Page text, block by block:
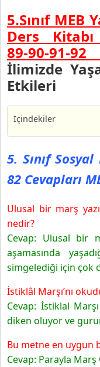
5.Sınıf MEB
Ders Kitabı
89-90-91-
İlimizde
Etkileri
İçindekiler
5. Sınıf Sosyal
MEB Yayınları
5. Sınıf Sosyal
MEB Yayınları
MEB Yayınları
5. Sınıf Sosyal
MEB Yayınları
5. Sınıf Sosyal
MEB Yayınları
5. Sınıf Sosyal
MEB Yayınları
5. Sınıf Sosyal
MEB Yayınları
MEB Yayınları
5. Sınıf Sosyal
5. Sınıf
82 Cevapları
Ulusal bir marş
nedir?
Cevap: Ulusal bir
aşamasında
simgelediği için çok
İstiklâl Marşı’nı
Cevap: İstiklal
diken oluyor ve
Bu metne en uygun
Cevap: Parayla Marş